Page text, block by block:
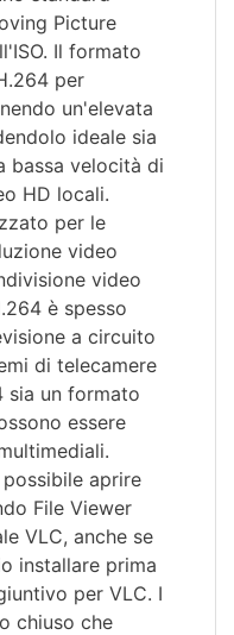
Picture
Il formato
per
un'elevata
ideale sia
bassa velocità di
HD locali.
per le
video
video
è spesso
a circuito
di telecamere
sia un formato
essere
aprire
File Viewer
VLC, anche se
installare prima
per VLC. I
chiuso che